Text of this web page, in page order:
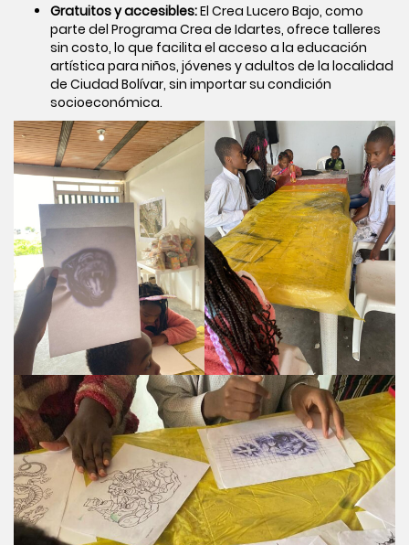
Gratuitos y accesibles:El Crea Lucero Bajo, como
parte del Programa Crea de Idartes, ofrece talleres
sin costo, lo que facilita el acceso a la educación
artística para niños, jóvenes y adultos de la localidad
de Ciudad Bolívar, sin importar su condición
socioeconómica.